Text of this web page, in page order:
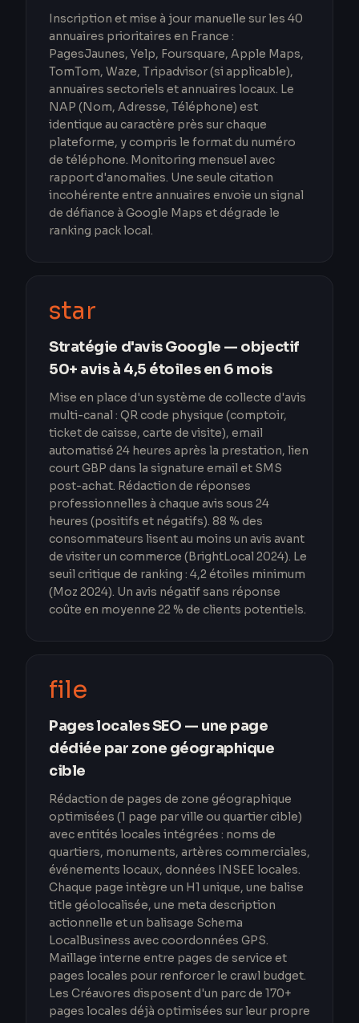
Inscription et mise à jour manuelle sur les 40
annuaires prioritaires en France :
PagesJaunes, Yelp, Foursquare, Apple Maps,
TomTom, Waze, Tripadvisor (si applicable),
annuaires sectoriels et annuaires locaux. Le
NAP (Nom, Adresse, Téléphone) est
identique au caractère près sur chaque
plateforme, y compris le format du numéro
de téléphone. Monitoring mensuel avec
rapport d'anomalies. Une seule citation
incohérente entre annuaires envoie un signal
de défiance à Google Maps et dégrade le
ranking pack local.
star
Stratégie d'avis Google — objectif
50+ avis à 4,5 étoiles en 6 mois
Mise en place d'un système de collecte d'avis
multi-canal : QR code physique (comptoir,
ticket de caisse, carte de visite), email
automatisé 24 heures après la prestation, lien
court GBP dans la signature email et SMS
post-achat. Rédaction de réponses
professionnelles à chaque avis sous 24
heures (positifs et négatifs). 88 % des
consommateurs lisent au moins un avis avant
de visiter un commerce (BrightLocal 2024). Le
seuil critique de ranking : 4,2 étoiles minimum
(Moz 2024). Un avis négatif sans réponse
coûte en moyenne 22 % de clients potentiels.
file
Pages locales SEO — une page
dédiée par zone géographique
cible
Rédaction de pages de zone géographique
optimisées (1 page par ville ou quartier cible)
avec entités locales intégrées : noms de
quartiers, monuments, artères commerciales,
événements locaux, données INSEE locales.
Chaque page intègre un H1 unique, une balise
title géolocalisée, une meta description
actionnelle et un balisage Schema
LocalBusiness avec coordonnées GPS.
Maillage interne entre pages de service et
pages locales pour renforcer le crawl budget.
Les Créavores disposent d'un parc de 170+
pages locales déjà optimisées sur leur propre